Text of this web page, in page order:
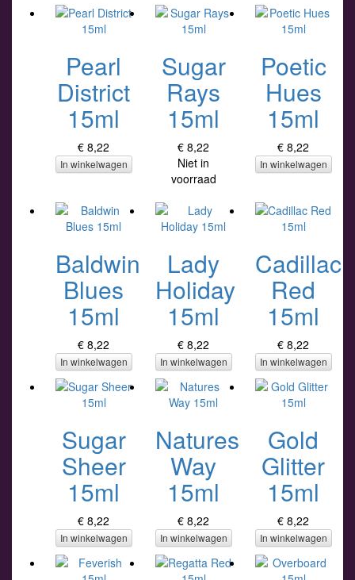
Pearl
District
15ml
€ 8,22
In winkelwagen
Sugar
Rays
15ml
€ 8,22
Niet in
voorraad
Poetic
Hues
15ml
€ 8,22
In winkelwagen
Baldwin
Blues
15ml
€ 8,22
In winkelwagen
Lady
Holiday
15ml
€ 8,22
In winkelwagen
Cadillac
Red
15ml
€ 8,22
In winkelwagen
Sugar
Sheer
15ml
€ 8,22
In winkelwagen
Natures
Way
15ml
€ 8,22
In winkelwagen
Gold
Glitter
15ml
€ 8,22
In winkelwagen